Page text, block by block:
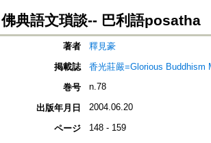
佛典語文瑣談-- 巴利語posatha
著者
釋見豪
掲載誌
香光莊嚴=Glorious Buddhism
巻号
n.78
出版年月日 2004.06.20
ページ 148 - 159